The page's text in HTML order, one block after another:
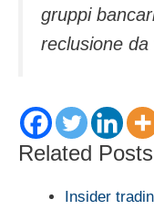
gruppi
reclusione da
Related
Insider